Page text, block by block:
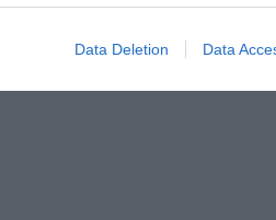
Data Deletion Data
wciąż można składać